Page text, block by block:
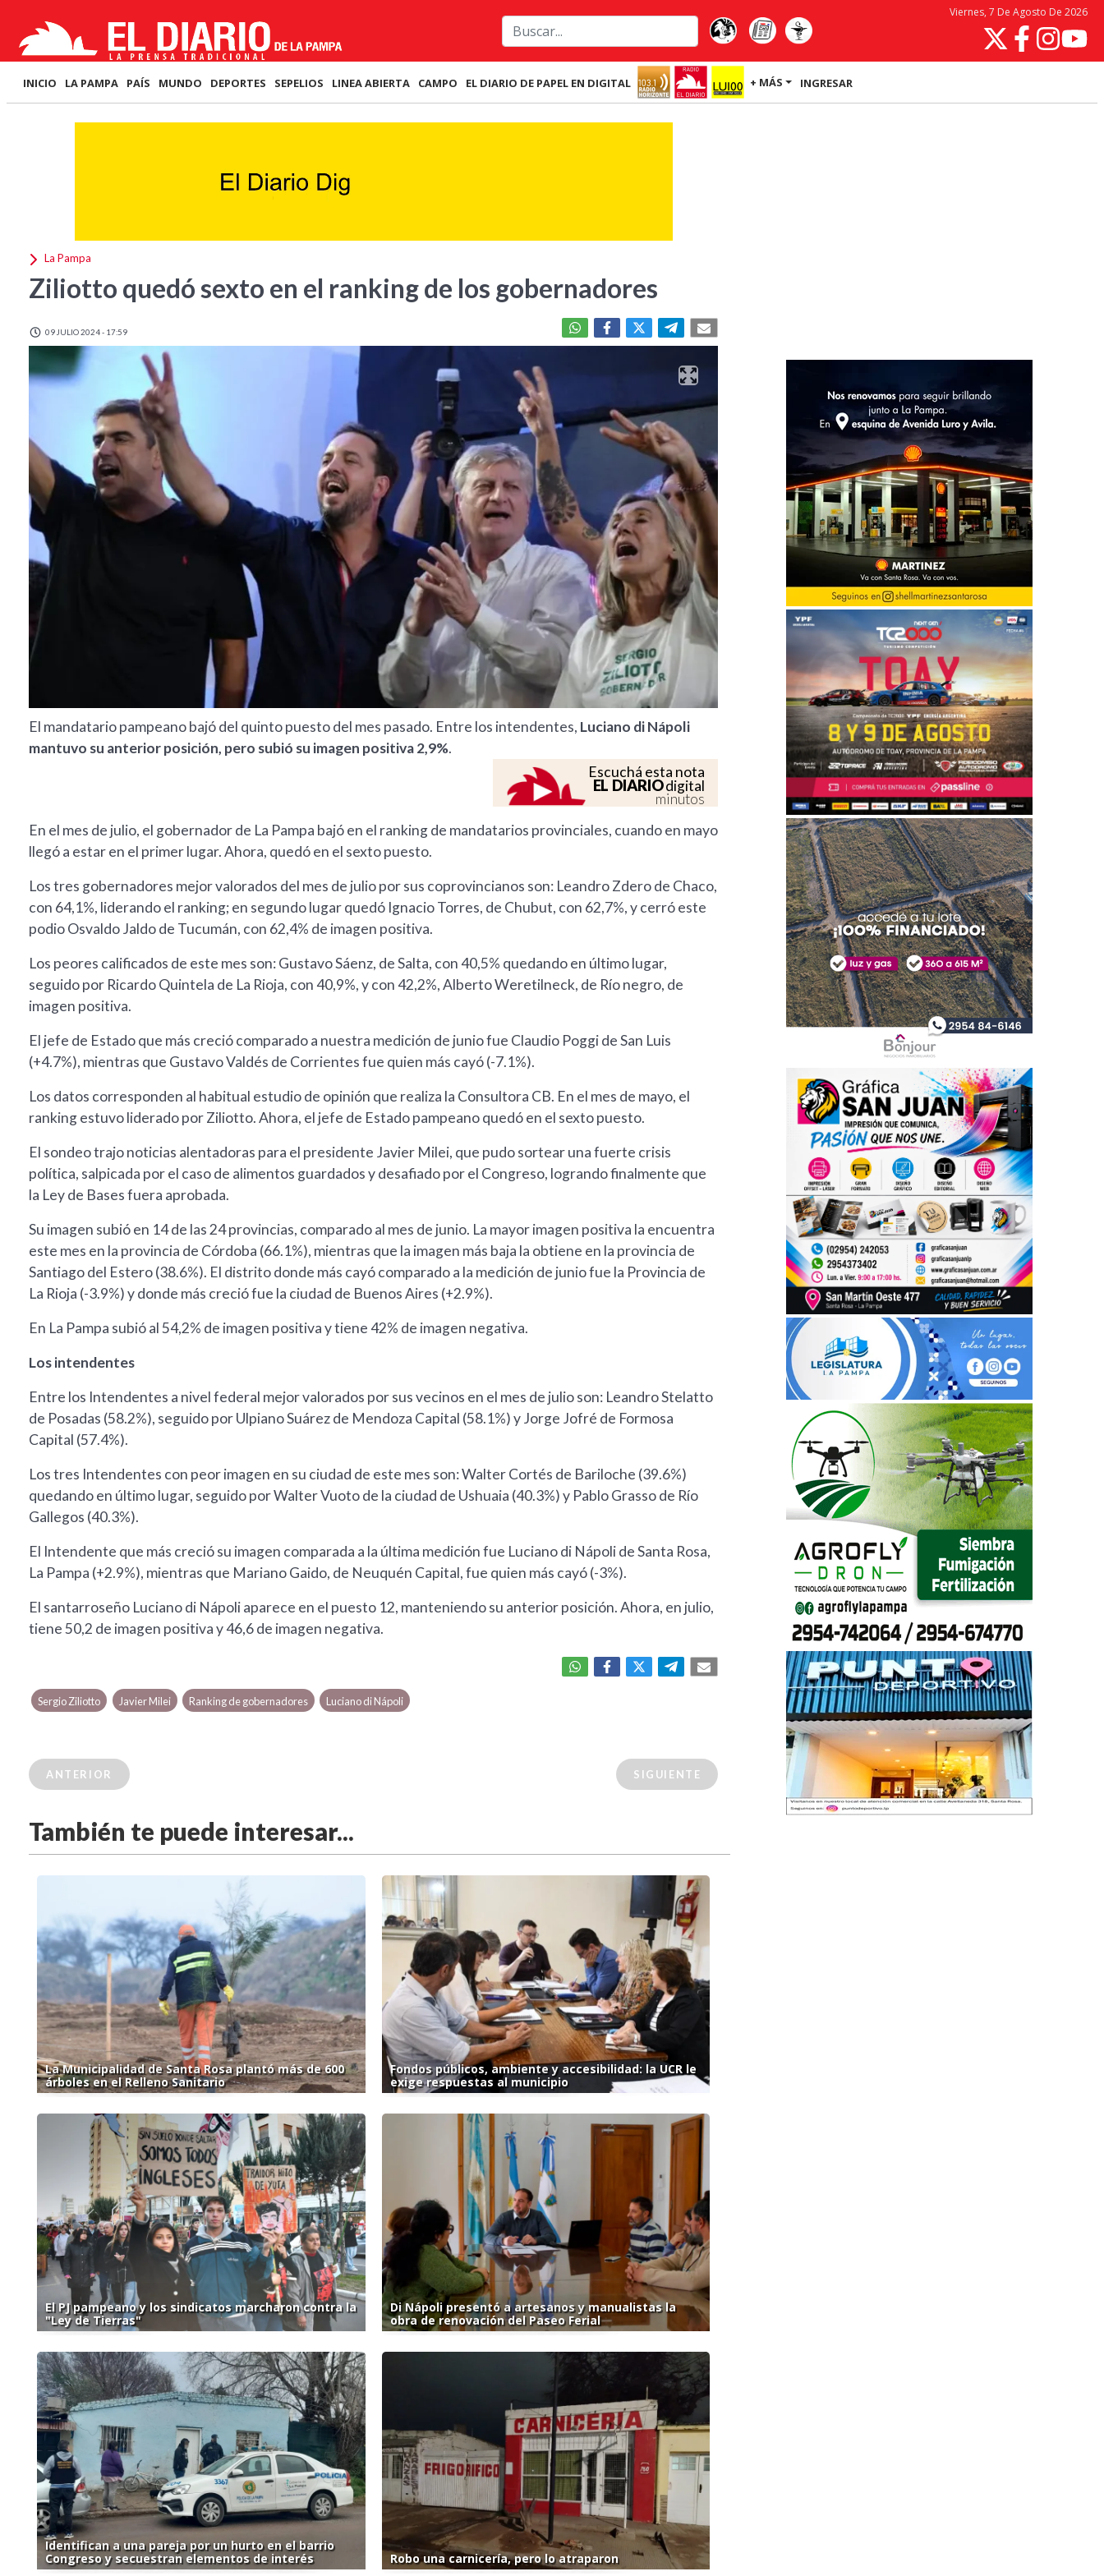
Viernes, 7 De Agosto De 2026
INICIO LA PAMPA PAÍS MUNDO DEPORTES SEPELIOS LINEA ABIERTA CAMPO EL DIARIO DE PAPEL EN DIGITAL + MÁS INGRESAR
La Pampa
Ziliotto quedó sexto en el ranking de los gobernadores
09 JULIO 2024 - 17:59
El mandatario pampeano bajó del quinto puesto del mes pasado. Entre los intendentes, Luciano di Nápoli
mantuvo su anterior posición, pero subió su imagen positiva 2,9%.
Escuchá esta nota
EL DIARIOdigital
minutos
En el mes de julio, el gobernador de La Pampa bajó en el ranking de mandatarios provinciales, cuando en mayo
llegó a estar en el primer lugar. Ahora, quedó en el sexto puesto.
Los tres gobernadores mejor valorados del mes de julio por sus coprovincianos son: Leandro Zdero de Chaco,
con 64,1%, liderando el ranking; en segundo lugar quedó Ignacio Torres, de Chubut, con 62,7%, y cerró este
podio Osvaldo Jaldo de Tucumán, con 62,4% de imagen positiva.
Los peores calificados de este mes son: Gustavo Sáenz, de Salta, con 40,5% quedando en último lugar,
seguido por Ricardo Quintela de La Rioja, con 40,9%, y con 42,2%, Alberto Weretilneck, de Río negro, de
imagen positiva.
El jefe de Estado que más creció comparado a nuestra medición de junio fue Claudio Poggi de San Luis
(+4.7%), mientras que Gustavo Valdés de Corrientes fue quien más cayó (-7.1%).
Los datos corresponden al habitual estudio de opinión que realiza la Consultora CB. En el mes de mayo, el
ranking estuvo liderado por Ziliotto. Ahora, el jefe de Estado pampeano quedó en el sexto puesto.
El sondeo trajo noticias alentadoras para el presidente Javier Milei, que pudo sortear una fuerte crisis
política, salpicada por el caso de alimentos guardados y desafiado por el Congreso, logrando finalmente que
la Ley de Bases fuera aprobada.
Su imagen subió en 14 de las 24 provincias, comparado al mes de junio. La mayor imagen positiva la encuentra
este mes en la provincia de Córdoba (66.1%), mientras que la imagen más baja la obtiene en la provincia de
Santiago del Estero (38.6%). El distrito donde más cayó comparado a la medición de junio fue la Provincia de
La Rioja (-3.9%) y donde más creció fue la ciudad de Buenos Aires (+2.9%).
En La Pampa subió al 54,2% de imagen positiva y tiene 42% de imagen negativa.
Los intendentes
Entre los Intendentes a nivel federal mejor valorados por sus vecinos en el mes de julio son: Leandro Stelatto
de Posadas (58.2%), seguido por Ulpiano Suárez de Mendoza Capital (58.1%) y Jorge Jofré de Formosa
Capital (57.4%).
Los tres Intendentes con peor imagen en su ciudad de este mes son: Walter Cortés de Bariloche (39.6%)
quedando en último lugar, seguido por Walter Vuoto de la ciudad de Ushuaia (40.3%) y Pablo Grasso de Río
Gallegos (40.3%).
El Intendente que más creció su imagen comparada a la última medición fue Luciano di Nápoli de Santa Rosa,
La Pampa (+2.9%), mientras que Mariano Gaido, de Neuquén Capital, fue quien más cayó (-3%).
El santarroseño Luciano di Nápoli aparece en el puesto 12, manteniendo su anterior posición. Ahora, en julio,
tiene 50,2 de imagen positiva y 46,6 de imagen negativa.
Sergio Ziliotto Javier Milei Ranking de gobernadores Luciano di Nápoli
ANTERIOR SIGUIENTE
También te puede interesar...
La Municipalidad de Santa Rosa plantó más de 600
árboles en el Relleno Sanitario
Fondos públicos, ambiente y accesibilidad: la UCR le
exige respuestas al municipio
El PJ pampeano y los sindicatos marcharon contra la
"Ley de Tierras"
Di Nápoli presentó a artesanos y manualistas la
obra de renovación del Paseo Ferial
Identifican a una pareja por un hurto en el barrio
Congreso y secuestran elementos de interés
Robo una carnicería, pero lo atraparon